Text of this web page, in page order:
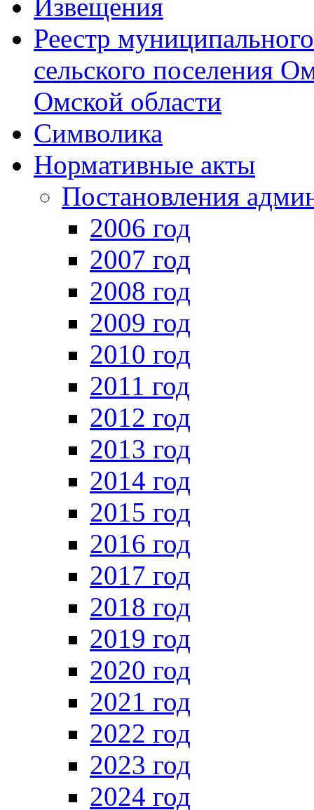
Извещения
Реестр
сельского поселения
Омской области
Символика
Нормативные акты
Постановления
2006 год
2007 год
2008 год
2009 год
2010 год
2011 год
2012 год
2013 год
2014 год
2015 год
2016 год
2017 год
2018 год
2019 год
2020 год
2021 год
2022 год
2023 год
2024 год